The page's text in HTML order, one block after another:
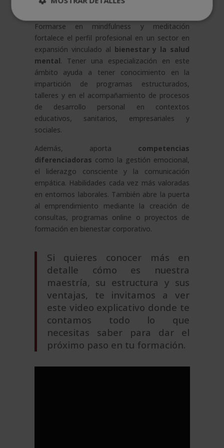
mindfulness y meditación
Formarse en mindfulness y meditación
fortalece el perfil profesional en un sector en
expansión vinculado al bienestar y la salud
mental. Tener una especialización en este
ámbito ayuda a tener conocimiento en la
impartición de programas estructurados,
talleres y en el acompañamiento de procesos
de desarrollo personal en contextos
educativos, sanitarios, empresariales y
sociales.
Además, aporta competencias
diferenciadoras como la gestión emocional,
el liderazgo consciente y la comunicación
empática. Habilidades cada vez más valoradas
en entornos laborales. También abre la puerta
al emprendimiento mediante la creación de
consultas, programas online o proyectos de
formación en bienestar corporativo.
Si quieres conocer más en
detalle cómo es nuestra
maestría, su estructura y sus
ventajas, te invitamos a ver
este video explicativo donde te
contamos todo lo que
necesitas saber para dar el
próximo paso en tu formación.